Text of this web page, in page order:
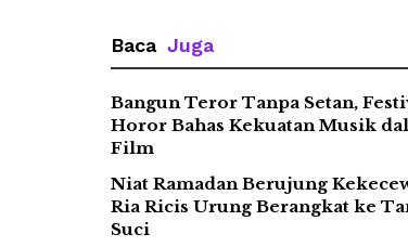
Baca Juga
Bangun Teror Tanpa Setan,
Horor Bahas Kekuatan Musik
Film
Niat Ramadan Berujung
Ria Ricis Urung Berangkat ke
Suci